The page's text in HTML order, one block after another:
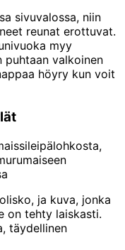
sivuvalossa, niin
reunat erottuvat.
myy
puhtaan valkoinen
höyry kun voit
ja kuva, jonka
on tehty laiskasti.
täydellinen